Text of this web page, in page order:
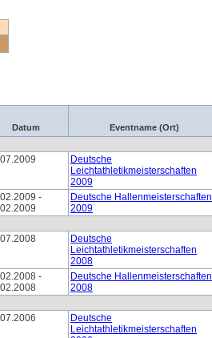
Datum Eventname (Ort)
Deutsche
Leichtathletikmeisterschaften
2009
-
Deutsche Hallenmeisterschaften
2009
Deutsche
Leichtathletikmeisterschaften
2008
-
Deutsche Hallenmeisterschaften
2008
Deutsche
Leichtathletikmeisterschaften